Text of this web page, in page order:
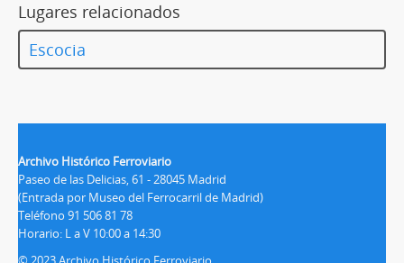
Lugares relacionados
Escocia
Archivo Histórico Ferroviario
Paseo de las Delicias, 61 - 28045 Madrid
(Entrada por Museo del Ferrocarril de Madrid)
Teléfono 91 506 81 78
Horario: L a V 10:00 a 14:30